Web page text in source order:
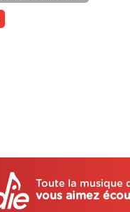
Toute la musique
vous aimez